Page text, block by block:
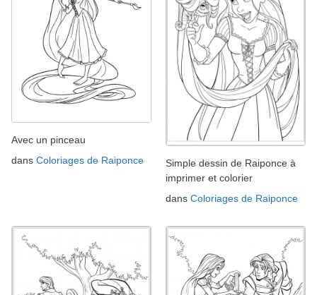
Avec un pinceau
dans Coloriages de Raiponce
Simple dessin de Raiponce à
imprimer et colorier
dans Coloriages de Raiponce